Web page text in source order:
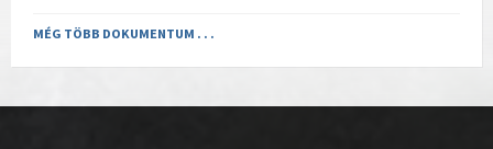
MÉG TÖBB DOKUMENTUM . . .